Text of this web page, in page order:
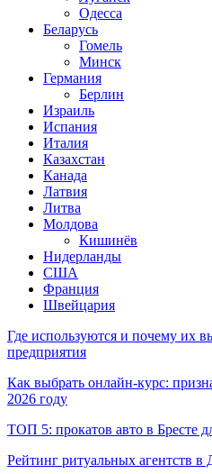
Одесса
Беларусь
Гомель
Минск
Германия
Берлин
Израиль
Испания
Италия
Казахстан
Канада
Латвия
Литва
Молдова
Кишинёв
Нидерланды
США
Франция
Швейцария
Где используются и почему их
предприятия
Как выбрать онлайн-курс:
2026 году
ТОП 5: прокатов авто в Бресте
Рейтинг ритуальных агентств в